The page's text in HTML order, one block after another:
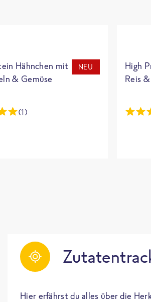
Hähnchen mit
& Gemüse
NEU
(1)
High
Reis
Hier erfährst du alles über die